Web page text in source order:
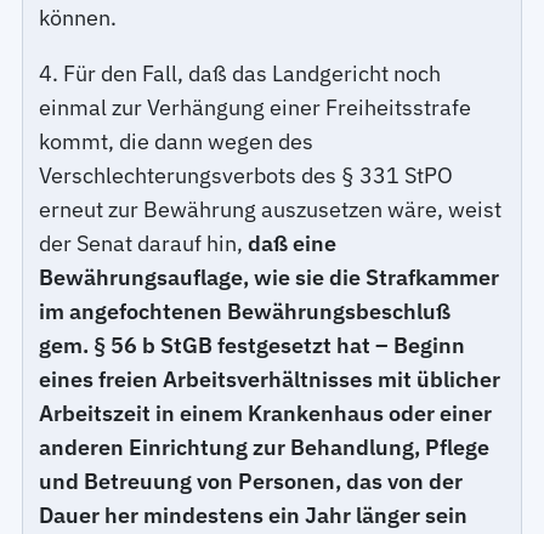
können.
4. Für den Fall, daß das Landgericht noch
einmal zur Verhängung einer Freiheitsstrafe
kommt, die dann wegen des
Verschlechterungsverbots des § 331 StPO
erneut zur Bewährung auszusetzen wäre, weist
der Senat darauf hin,daß eine
Bewährungsauflage, wie sie die Strafkammer
im angefochtenen Bewährungsbeschluß
gem. § 56 b StGB festgesetzt hat – Beginn
eines freien Arbeitsverhältnisses mit üblicher
Arbeitszeit in einem Krankenhaus oder einer
anderen Einrichtung zur Behandlung, Pflege
und Betreuung von Personen, das von der
Dauer her mindestens ein Jahr länger sein